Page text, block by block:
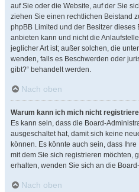
auf Sie oder die Website, auf der Sie
ziehen Sie einen rechtlichen Beistand
phpBB Limited und der Besitzer dieses
anbieten kann und nicht die
jeglicher Art ist; außer solchen, die
wenden, falls es Beschwerden oder
gibt?“ behandelt werden.
Nach oben
Warum kann ich mich nicht
Es kann sein, dass die Board-
ausgeschaltet hat, damit sich keine
können. Es könnte auch sein, dass
mit dem Sie sich registrieren möchten,
erhalten, wenden Sie sich an die
Nach oben